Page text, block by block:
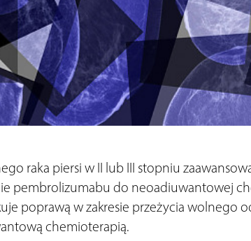
raka piersi w II lub III stopniu
pembrolizumabu do neoadiuwantowej
poprawą w zakresie przeżycia wolnego
chemioterapią.